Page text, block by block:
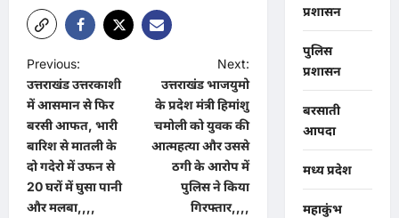
P
o
s
t
n
a
Previous:
उत्तराखंड उत्तरकाशी
में आसमान से फिर
बरसी आफत, भारी
बारिश से मातली के
दो गदेरो में उफन से
20 घरों में घुसा पानी
और मलबा,,,,
Next:
उत्तराखंड भाजयुमो
के प्रदेश मंत्री हिमांशु
चमोली को युवक की
आत्महत्या और उससे
ठगी के आरोप में
पुलिस ने किया
गिरफ्तार,,,,
प्रशासन
पुलिस
प्रशासन
बरसाती
आपदा
मध्य प्रदेश
महाकुंभ